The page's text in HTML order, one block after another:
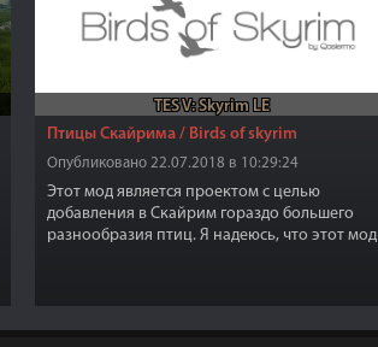
TES V: Skyrim LE
Птицы Скайрима / Birds of skyrim
Опубликовано 22.07.2018 в 10:29:24
Этот мод является проектом с целью
добавления в Скайрим гораздо большего
разнообразия птиц. Я надеюсь, что этот мод